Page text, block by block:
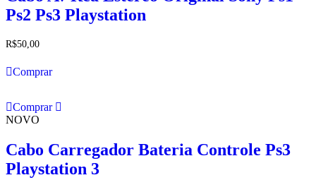
Ps2 Ps3 Playstation
R$50,00
Comprar
Comprar
NOVO
Cabo Carregador Bateria Controle Ps3
Playstation 3